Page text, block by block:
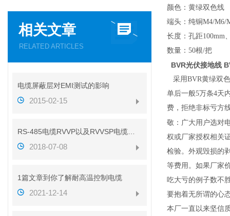
相关文章
RELATED ARTICLES
电缆屏蔽层对EMI测试的影响
2015-02-15
2018-07-08
1篇文章到你了解耐高温控制电缆
2021-12-14
颜色：黄绿双色
端头：纯铜M4/M6/
长度：孔距100mm
数量：50根/把
BVR光伏接地线
采用BVR黄绿双
单后一般5万条4天
费， 拒绝非标亏方
敬：广大用户选对
权或厂家授权相关
检验。外观毁损的
等费用。如果厂家
吃大亏的例子数不
要抱着无所谓的心
本厂一直以来坚信